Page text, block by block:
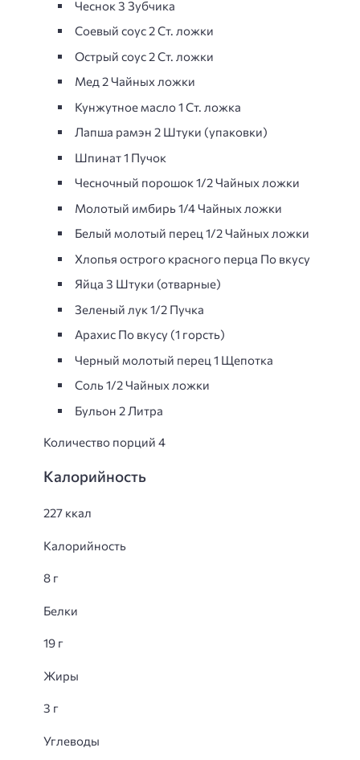
Чеснок 3 Зубчика
Соевый соус 2 Ст. ложки
Острый соус 2 Ст. ложки
Мед 2 Чайных ложки
Кунжутное масло 1 Ст. ложка
Лапша рамэн 2 Штуки (упаковки)
Шпинат 1 Пучок
Чесночный порошок 1/2 Чайных ложки
Молотый имбирь 1/4 Чайных ложки
Белый молотый перец 1/2 Чайных ложки
Хлопья острого красного перца По вкусу
Яйца 3 Штуки (отварные)
Зеленый лук 1/2 Пучка
Арахис По вкусу (1 горсть)
Черный молотый перец 1 Щепотка
Соль 1/2 Чайных ложки
Бульон 2 Литра
Количество порций 4
Калорийность
227 ккал
Калорийность
8 г
Белки
19 г
Жиры
3 г
Углеводы